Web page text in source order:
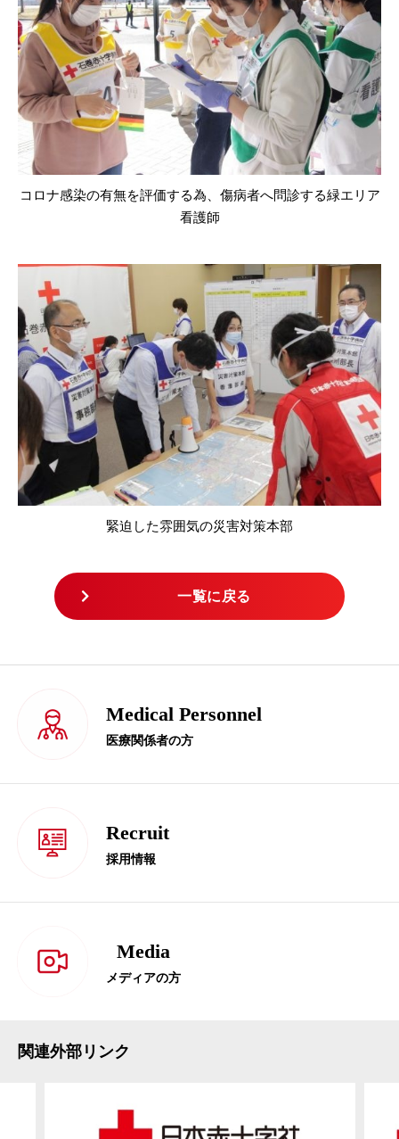
コロナ感染の有無を評価する為、傷病者へ問診する緑エリア
看護師
緊迫した雰囲気の災害対策本部
一覧に戻る
Medical Personnel
医療関係者の方
Recruit
採用情報
Media
メディアの方
関連外部リンク